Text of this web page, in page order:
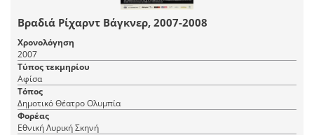
Βραδιά Ρίχαρντ Βάγκνερ, 2007-2008
Χρονολόγηση
2007
Τύπος τεκμηρίου
Αφίσα
Τόπος
Δημοτικό Θέατρο Ολυμπία
Φορέας
Εθνική Λυρική Σκηνή